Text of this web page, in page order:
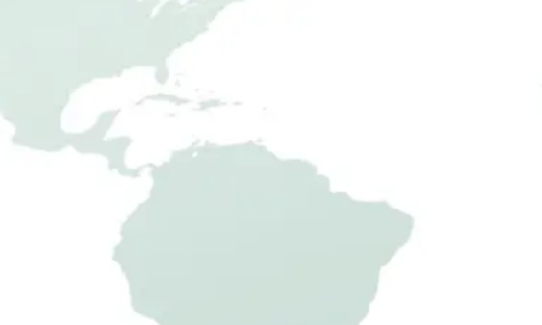
GARTENHAUS KONFIGURATOR